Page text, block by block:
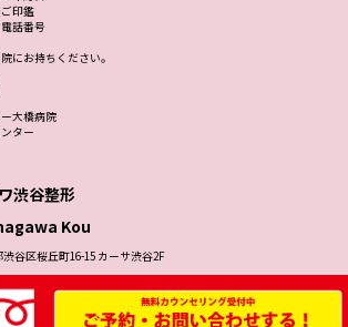
印鑑
話番号
にお持ちください。
大橋病院
ター
渋谷整形
Kou
谷区桜丘町16-15 カーサ渋谷2F
線となっております。営業のお電話は一切お受けできかね